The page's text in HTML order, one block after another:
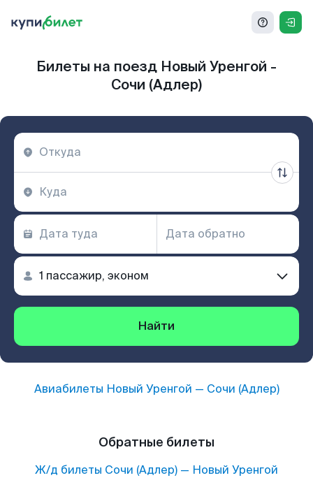
Билеты на поезд Новый Уренгой -
Сочи (Адлер)
Найти
Авиабилеты Новый Уренгой — Сочи (Адлер)
Обратные билеты
Ж/д билеты Сочи (Адлер) — Новый Уренгой